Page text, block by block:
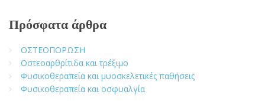
Πρόσφατα άρθρα
ΟΣΤΕΟΠΟΡΩΣΗ
Οστεοαρθρίτιδα και τρέξιμο
Φυσικοθεραπεία και μυοσκελετικές παθήσεις
Φυσικοθεραπεία και οσφυαλγία